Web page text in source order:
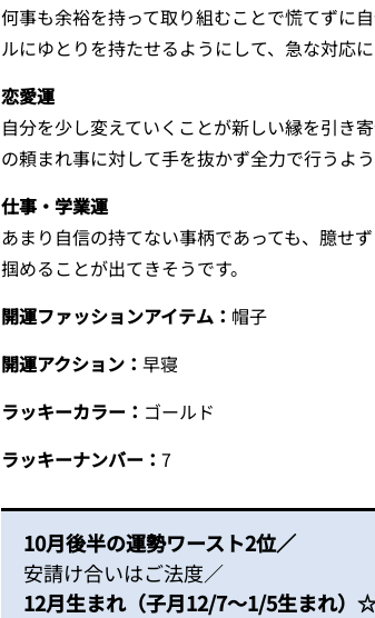
何事も余裕を持って取り組むことで慌てずに
ルにゆとりを持たせるようにして、急な対応
恋愛運
自分を少し変えていくことが新しい縁を引き
の頼まれ事に対して手を抜かず全力で行うよう
仕事・学業運
あまり自信の持てない事柄であっても、臆せ
掴めることが出てきそうです。
開運ファッションアイテム： 帽子
開運アクション： 早寝
ラッキーカラー： ゴールド
ラッキーナンバー： 7
10月後半の運勢ワースト2位／
安請け合いはご法度／
12月生まれ（子月12/7～1/5生まれ